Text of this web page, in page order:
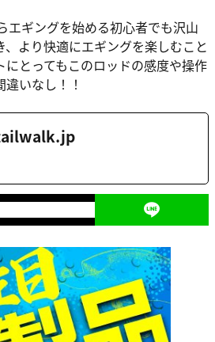
エギングを始める初心者でも沢山
より快適にエギングを楽しむこと
とってもこのロッドの感度や操作
いなし！！